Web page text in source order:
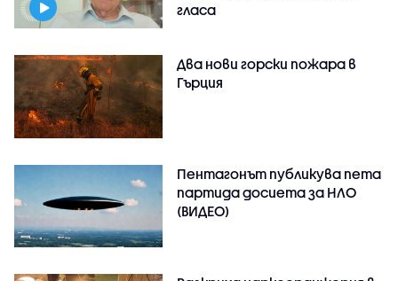
гласа
Два нови горски пожара в
Гърция
Пентагонът публикува пета
партида досиета за НЛО
(ВИДЕО)